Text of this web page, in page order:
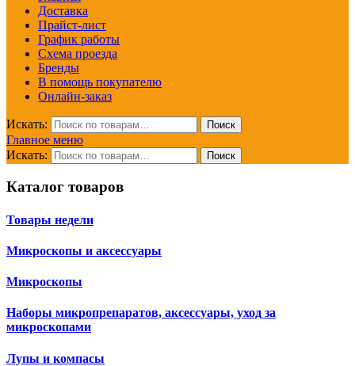
Доставка
Прайст-лист
График работы
Схема проезда
Бренды
В помощь покупателю
Онлайн-заказ
Искать: Поиск
Главное меню
Искать:
Поиск
Каталог товаров
Товары недели
Микроскопы и аксессуары
Микроскопы
Наборы микропрепаратов, аксессуары, уход за
микроскопами
Лупы и компасы